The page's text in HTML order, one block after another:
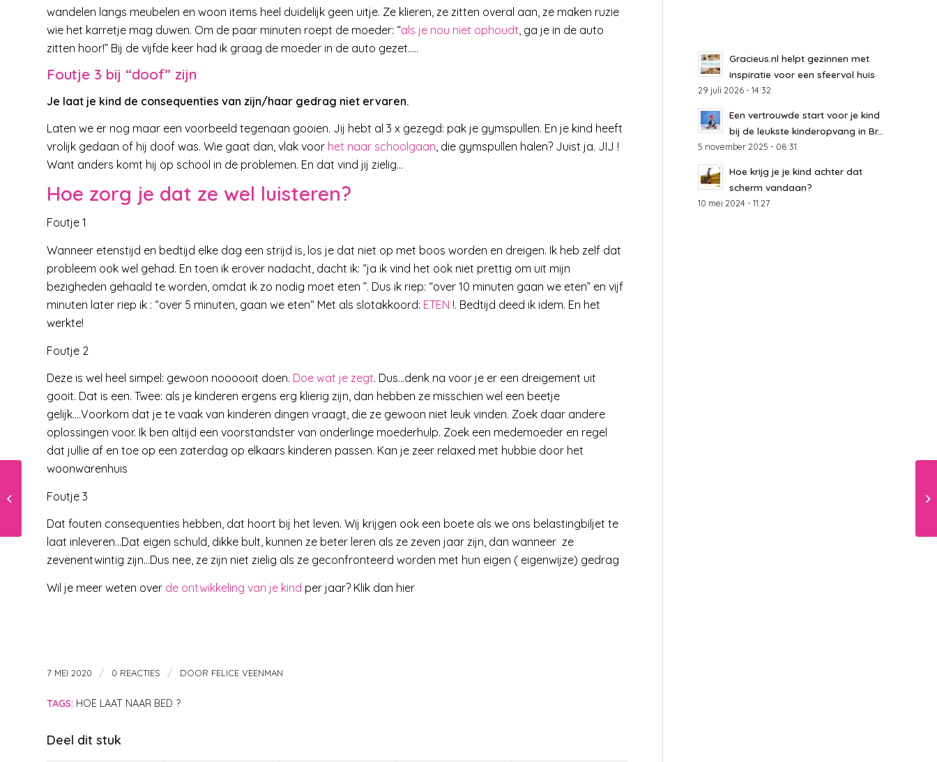
wandelen langs meubelen en woon items heel duidelijk geen uitje. Ze klieren, ze zitten overal aan, ze maken ruzie
wie het karretje mag duwen. Om de paar minuten roept de moeder: “als je nou niet ophoudt, ga je in de auto
zitten hoor!” Bij de vijfde keer had ik graag de moeder in de auto gezet…..
Foutje 3 bij “doof” zijn
Je laat je kind de consequenties van zijn/haar gedrag niet ervaren.
Laten we er nog maar een voorbeeld tegenaan gooien. Jij hebt al 3 x gezegd: pak je gymspullen. En je kind heeft
vrolijk gedaan of hij doof was. Wie gaat dan, vlak voor het naar schoolgaan, die gymspullen halen? Juist ja. JIJ !
Want anders komt hij op school in de problemen. En dat vind jij zielig…
Hoe zorg je dat ze wel luisteren?
Foutje 1
Wanneer etenstijd en bedtijd elke dag een strijd is, los je dat niet op met boos worden en dreigen. Ik heb zelf dat
probleem ook wel gehad. En toen ik erover nadacht, dacht ik: “ja ik vind het ook niet prettig om uit mijn
bezigheden gehaald te worden, omdat ik zo nodig moet eten ”. Dus ik riep: “over 10 minuten gaan we eten” en vijf
minuten later riep ik : “over 5 minuten, gaan we eten“ Met als slotakkoord: ETEN !. Bedtijd deed ik idem. En het
werkte!
Foutje 2
Deze is wel heel simpel: gewoon noooooit doen. Doe wat je zegt. Dus…denk na voor je er een dreigement uit
gooit. Dat is een. Twee: als je kinderen ergens erg klierig zijn, dan hebben ze misschien wel een beetje
gelijk….Voorkom dat je te vaak van kinderen dingen vraagt, die ze gewoon niet leuk vinden. Zoek daar andere
oplossingen voor. Ik ben altijd een voorstandster van onderlinge moederhulp. Zoek een medemoeder en regel
dat jullie af en toe op een zaterdag op elkaars kinderen passen. Kan je zeer relaxed met hubbie door het
woonwarenhuis
Foutje 3
Dat fouten consequenties hebben, dat hoort bij het leven. Wij krijgen ook een boete als we ons belastingbiljet te
laat inleveren…Dat eigen schuld, dikke bult, kunnen ze beter leren als ze zeven jaar zijn, dan wanneer ze
zevenentwintig zijn…Dus nee, ze zijn niet zielig als ze geconfronteerd worden met hun eigen ( eigenwijze) gedrag
Wil je meer weten over de ontwikkeling van je kind per jaar? Klik dan hier
7 MEI 2020 / 0 REACTIES / DOOR FELICE VEENMAN
TAGS: HOE LAAT NAAR BED ?
Deel dit stuk
Gracieus.nl helpt gezinnen met
inspiratie voor een sfeervol huis
29 juli 2026 - 14:32
Een vertrouwde start voor je kind
bij de leukste kinderopvang in Br...
5 november 2025 - 08:31
Hoe krijg je je kind achter dat
scherm vandaan?
10 mei 2024 - 11:27
Speurtocht in de wijk